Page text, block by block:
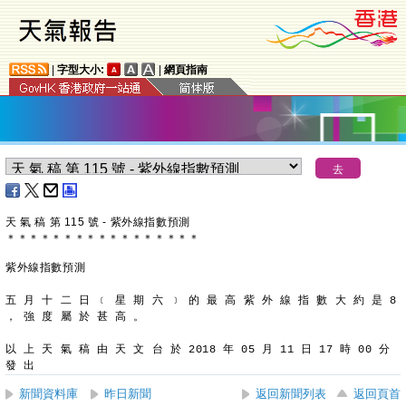
字型大小: 網頁指南
天 氣 稿 第 115 號 - 紫外線指數預測
＊ ＊ ＊ ＊ ＊ ＊ ＊ ＊ ＊ ＊ ＊ ＊ ＊ ＊ ＊ ＊ ＊
紫外線指數預測
五 月 十 二 日 ﹝ 星 期 六 ﹞ 的 最 高 紫 外 線 指 數 大 約 是 8
， 強 度 屬 於 甚 高 。
以 上 天 氣 稿 由 天 文 台 於 2018 年 05 月 11 日 17 時 00 分
發 出
新聞資料庫 昨日新聞 返回新聞列表 返回頁首